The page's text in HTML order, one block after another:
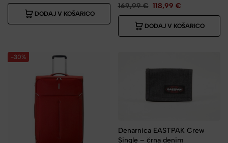
DODAJ V KOŠARICO
169,99€ 118,99 €
DODAJ V KOŠARICO
-30%
Denarnica EASTPAK Crew
Single – črna denim